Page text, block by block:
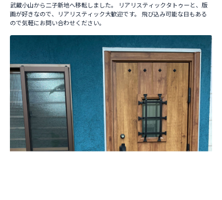
武蔵小山から二子新地へ移転しました。 リアリスティックタトゥーと、版
画が好きなので、リアリスティック大歓迎です。 飛び込み可能な日もある
ので気軽にお問い合わせください。
Nikotama Ink